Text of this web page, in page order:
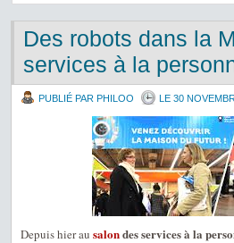
Des robots dans la
services à la
PUBLIÉ PAR PHILOO LE 30
Depuis hier au salondes services à la